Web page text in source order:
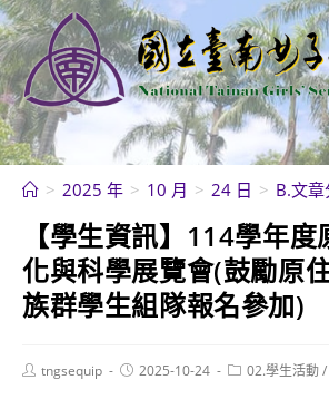
跳
轉
至
主
要
內
> 2025 年 > 10 月 > 24 日 > B.文
【學生資訊】114學年
化與科學展覽會(鼓勵原
族群學生組隊報名參加)
Posttngsequip
Post2025-10-24
Post02.學生活動/